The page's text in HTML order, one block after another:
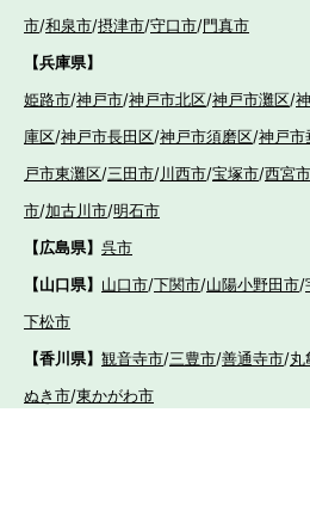
市/和泉市/摂津市/守口市/門真市
【兵庫県】
姫路市/神戸市/神戸市北区/神戸市灘区/
庫区/神戸市長田区/神戸市須磨区/神戸市
戸市東灘区/三田市/川西市/宝塚市/西宮市
市/加古川市/明石市
【広島県】 呉市
【山口県】 山口市/下関市/山陽小野田市/
下松市
【香川県】 観音寺市/三豊市/善通寺市/丸
ぬき市/東かがわ市